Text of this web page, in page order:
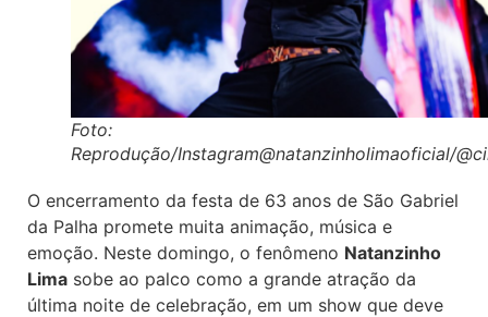
Foto:
Reprodução/Instagram@natanzinholimaoficial/
O encerramento da festa de 63 anos de São Gabriel
da Palha promete muita animação, música e
emoção. Neste domingo, o fenômeno Natanzinho
Lima sobe ao palco como a grande atração da
última noite de celebração, em um show que deve